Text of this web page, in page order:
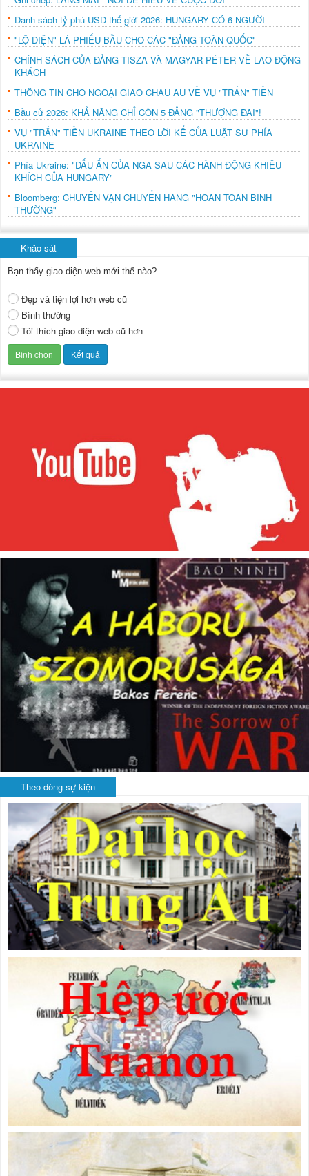
Danh sách tỷ phú USD thế giới 2026: HUNGARY CÓ 6 NGƯỜI
"LỘ DIỆN" LÁ PHIẾU BẦU CHO CÁC "ĐẢNG TOÀN QUỐC"
CHÍNH SÁCH CỦA ĐẢNG TISZA VÀ MAGYAR PÉTER VỀ LAO ĐỘNG
KHÁCH
THÔNG TIN CHO NGOẠI GIAO CHÂU ÂU VỀ VỤ "TRẤN" TIỀN
Bầu cử 2026: KHẢ NĂNG CHỈ CÒN 5 ĐẢNG "THƯỢNG ĐÀI"!
VỤ "TRẤN" TIỀN UKRAINE THEO LỜI KỂ CỦA LUẬT SƯ PHÍA
UKRAINE
Phía Ukraine: "DẤU ẤN CỦA NGA SAU CÁC HÀNH ĐỘNG KHIÊU
KHÍCH CỦA HUNGARY"
Bloomberg: CHUYẾN VẬN CHUYỂN HÀNG "HOÀN TOÀN BÌNH
THƯỜNG"
Khảo sát
Bạn thấy giao diện web mới thế nào?
Đẹp và tiện lợi hơn web cũ
Bình thường
Tôi thích giao diện web cũ hơn
Theo dòng sự kiện